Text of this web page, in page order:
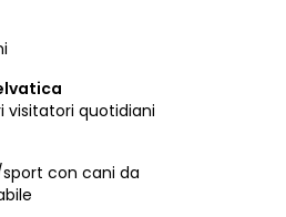
visitatori quotidiani
con cani da